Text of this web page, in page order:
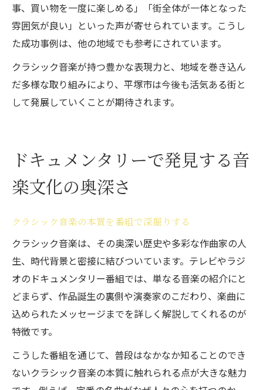
事、買い物を一度に楽しめる」「街全体が一体となった
雰囲気が良い」といった声が寄せられています。こうし
た成功事例は、他の地域でも参考にされています。
クラシック音楽が持つ豊かな表現力と、地域を巻き込ん
だ多様な取り組みにより、平塚市は今後も活気ある街と
して発展していくことが期待されます。
ドキュメンタリーで発見する音
楽文化の奥深さ
クラシック音楽の本質を番組で深掘りする
クラシック音楽は、その奥深い歴史や多彩な作曲家の人
生、時代背景と密接に結びついています。テレビやラジ
オのドキュメンタリー番組では、単なる音楽の紹介にと
どまらず、作品誕生の裏側や演奏家のこだわり、楽曲に
込められたメッセージまでを詳しく解説してくれるのが
特徴です。
こうした番組を通じて、普段はなかなか知ることのでき
ないクラシック音楽の本質に触れられる点が大きな魅力